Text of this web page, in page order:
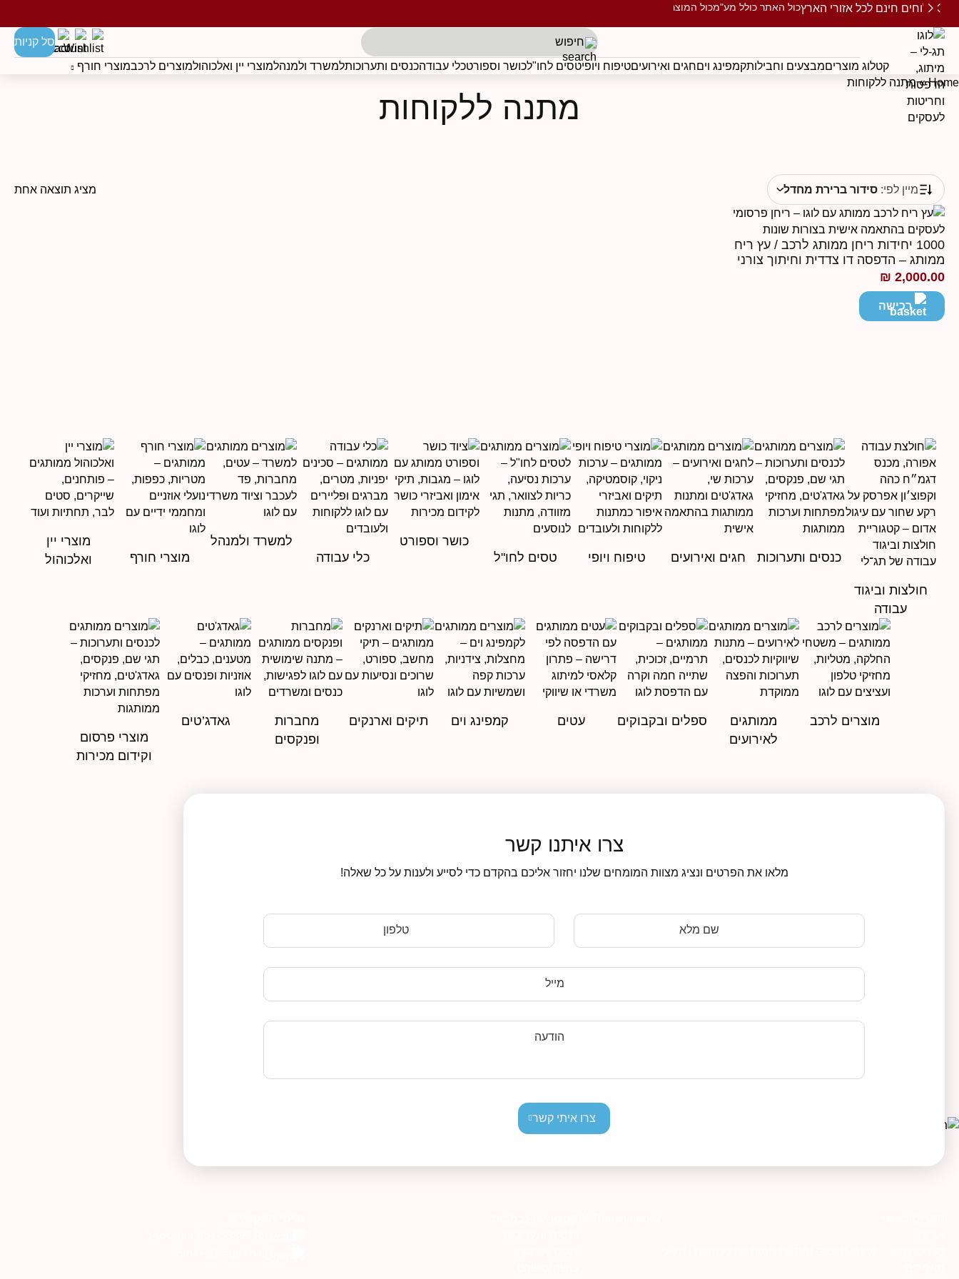
משלוחים חינם לכל אזורי הארץכול האתר כולל מע"מכול המוצרים ממותגים לפי בקשת הלקוח
סל קניות
קטלוג מוצריםמבצעים וחבילותקמפינג ויםחגים ואירועיםטיפוח ויופיטסים לחו"לכושר וספורטכלי עבודהכנסים ותערוכותלמשרד ולמנהלמוצרי יין ואלכוהולמוצרים לרכבמוצרי חורף
Home
»מתנה ללקוחות
מתנה ללקוחות
מציג תוצאה אחת מיין לפי: סידור ברירת מחדל
1000 יחידות ריחן ממותג לרכב / עץ ריח
ממותג – הדפסה דו צדדית וחיתוך צורני
₪ 2,000.00
רכישה
חולצות וביגוד
עבודה
כנסים ותערוכות חגים ואירועים טיפוח ויופי טסים לחו"ל
כושר וספורט
כלי עבודה
למשרד ולמנהל
מוצרי חורף
מוצרי יין
ואלכוהול
מוצרים לרכב
ממותגים
לאירועים
ספלים ובקבוקים עטים קמפינג וים תיקים וארנקים
מחברות
ופנקסים
גאדג’טים
מוצרי פרסום
וקידום מכירות
צרו איתנו קשר
מלאו את הפרטים ונציג מצוות המומחים שלנו יחזור אליכם בהקדם כדי לסייע ולענות על כל שאלה!
שם מלא טלפון
מייל
הודעה
צרו איתי קשר